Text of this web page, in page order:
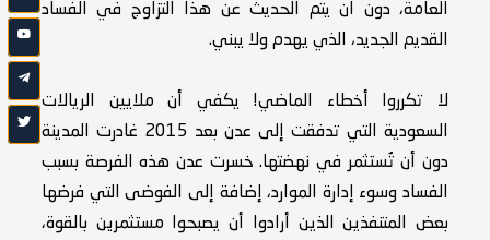
العامة، دون ان يتم الحديث عن هذا التزاوج في الفساد
القديم الجديد، الذي يهدم ولا يبني.
لا تكرروا أخطاء الماضي! يكفي أن ملايين الريالات
السعودية التي تدفقت إلى عدن بعد 2015 غادرت المدينة
دون أن تُستثمر في نهضتها. خسرت عدن هذه الفرصة بسبب
الفساد وسوء إدارة الموارد، إضافة إلى الفوضى التي فرضها
بعض المتنفذين الذين أرادوا أن يصبحوا مستثمرين بالقوة،